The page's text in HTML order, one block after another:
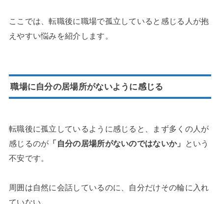
ここでは、転職後に職場で孤立していると感じる人が抱
えやすい悩みを紹介します。
職場に自分の居場所がないように感じる
転職後に孤立しているように感じると、まず多くの人が
感じるのが 「自分の居場所がないのではないか」
という
不安です。
周囲は自然に会話しているのに、自分だけその輪に入れ
ていない。